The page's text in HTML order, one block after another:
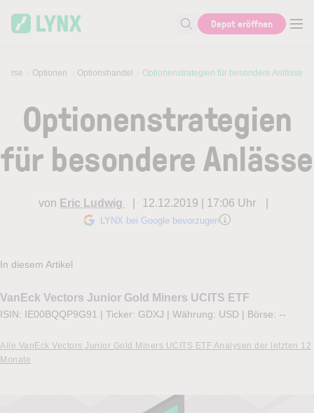
Suche nach Aktie, Autor...
Depot eröffnen
Optionen Optionshandel Optionenstrategien für besondere Anlässe
Optionenstrategien
für besondere Anlässe
von Eric Ludwig 12.12.2019 | 17:06 Uhr
LYNX bei Google bevorzugen
In diesem Artikel
VanEck Vectors Junior Gold Miners UCITS ETF
ISIN: IE00BQQP9G91 | Ticker: GDXJ | Währung: USD | Börse: --
Alle VanEck Vectors Junior Gold Miners UCITS ETF Analysen der letzten 12
Monate